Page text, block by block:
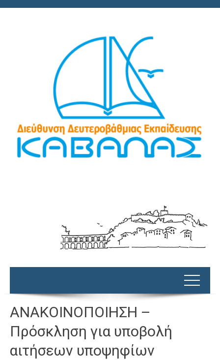
ΑΝΑΚΟΙΝΟΠΟΙΗΣΗ –
Πρόσκληση για υποβολή
αιτήσεων υποψηφίων